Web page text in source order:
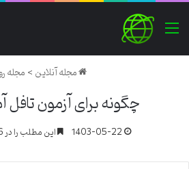
منو
مجله آنلاین>مجله
چگونه برای آزمون تافل
1403-05-22 این مطلب را در 6 دقیقه می خوانید